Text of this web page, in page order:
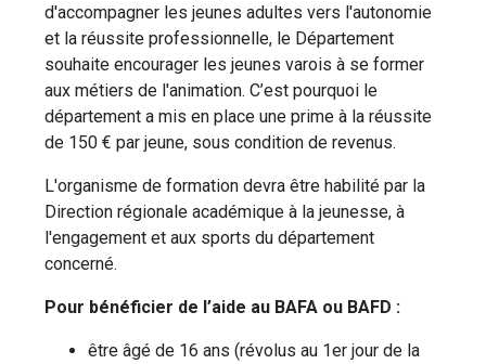
d'accompagner les jeunes adultes vers l'autonomie
et la réussite professionnelle, le Département
souhaite encourager les jeunes varois à se former
aux métiers de l'animation. C’est pourquoi le
département a mis en place une prime à la réussite
de 150 € par jeune, sous condition de revenus.
L'organisme de formation devra être habilité par la
Direction régionale académique à la jeunesse, à
l'engagement et aux sports du département
concerné.
Pour bénéficier de l’aide au BAFA ou BAFD :
être âgé de 16 ans (révolus au 1er jour de la